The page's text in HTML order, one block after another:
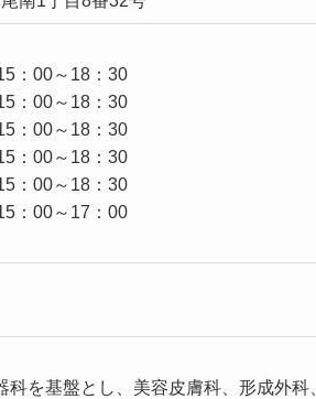
：00～18：30
：00～18：30
：00～18：30
：00～18：30
：00～18：30
：00～17：00
科を基盤とし、美容皮膚科、形成外科